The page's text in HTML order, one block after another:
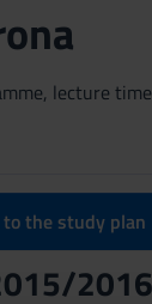
lecture
to the study plan